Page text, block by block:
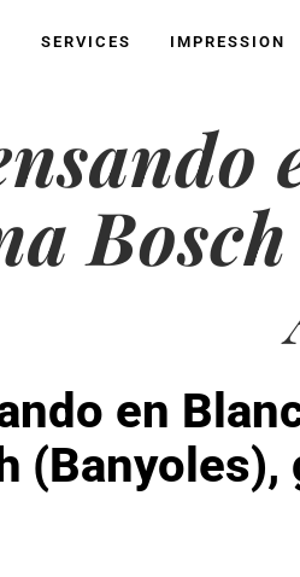
SERVICES IMPRESSION
en
(Banyoles),